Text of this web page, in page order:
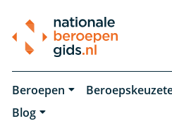
Beroepen
Blog